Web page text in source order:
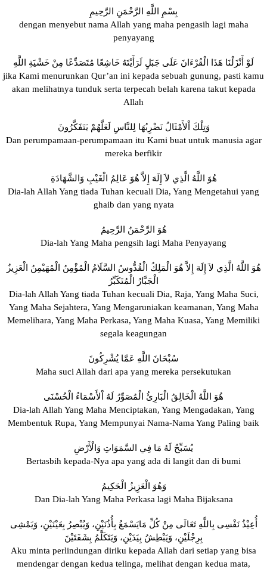
بِسْمِ اللَّهِ الرَّحْمَنِ الرَّحِيمِ
dengan menyebut nama Allah yang maha pengasih lagi maha
penyayang
لَوْ أَنْزَلْنَا هَذَا الْقُرْءَانَ عَلَى جَبَلٍ لَرَأَيْتَهُ خَاشِعًا مُتَصَدِّعًا مِنْ خَشْيَةِ اللَّهِ
jika Kami menurunkan Qur’an ini kepada sebuah gunung, pasti kamu
akan melihatnya tunduk serta terpecah belah karena takut kepada
Allah
وَتِلْكَ اْلأَمْثَالُ نَضْرِبُهَا لِلنَّاسِ لَعَلَّهُمْ يَتَفَكَّرُونَ
Dan perumpamaan-perumpamaan itu Kami buat untuk manusia agar
mereka berfikir
هُوَ اللَّهُ الَّذِي لاَ إِلَهَ إِلاَّ هُوَ عَالِمُ الْغَيْبِ وَالشَّهَادَةِ
Dia-lah Allah Yang tiada Tuhan kecuali Dia, Yang Mengetahui yang
ghaib dan yang nyata
هُوَ الرَّحْمَنُ الرَّحِيمُ
Dia-lah Yang Maha pengsih lagi Maha Penyayang
هُوَ اللَّهُ الَّذِي لاَ إِلَهَ إِلاَّ هُوَ الْمَلِكُ الْقُدُّوسُ السَّلَامُ الْمُؤْمِنُ الْمُهَيْمِنُ الْعَزِيزُ
الْجَبَّارُ الْمُتَكَبِّرُ
Dia-lah Allah Yang tiada Tuhan kecuali Dia, Raja, Yang Maha Suci,
Yang Maha Sejahtera, Yang Mengaruniakan keamanan, Yang Maha
Memelihara, Yang Maha Perkasa, Yang Maha Kuasa, Yang Memiliki
segala keagungan
سُبْحَانَ اللَّهِ عَمَّا يُشْرِكُونَ
Maha suci Allah dari apa yang mereka persekutukan
هُوَ اللَّهُ الْخَالِقُ الْبَارِئُ الْمُصَوِّرُ لَهُ اْلأَسْمَاءُ الْحُسْنَى
Dia-lah Allah Yang Maha Menciptakan, Yang Mengadakan, Yang
Membentuk Rupa, Yang Mempunyai Nama-Nama Yang Paling baik
يُسَبِّحُ لَهُ مَا فِي السَّمَوَاتِ وَالْأَرْضِ
Bertasbih kepada-Nya apa yang ada di langit dan di bumi
Dan Dia-lah Yang Maha Perkasa lagi Maha Bijaksana
أُعِيْذُ نَفْسِى بِاللَّهِ تَعَالَى مِنْ كُلِّ مَايَسْمَعُ بِأُذُنَيْنِ، وَيُبْصِرُ بِعَيْنَيْنِ، وَيَمْشِى
بِرِجْلَيْنِ، وَيَبْطِشُ بِيَدَيْنِ، وَيَتَكَلَّمُ بِشَفَتَيْنَ
Aku minta perlindungan diriku kepada Allah dari setiap yang bisa
mendengar dengan kedua telinga, melihat dengan kedua mata,